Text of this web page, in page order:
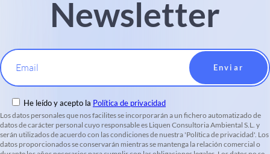
Newsletter
Email
He leído y acepto la Política de privacidad
Los datos personales que nos facilites se incorporarán a un fichero automatizado de
datos de carácter personal cuyo responsable es Liquen Consultoria Ambiental S.L. y
serán utilizados de acuerdo con las condiciones de nuestra 'Política de privacidad'. Los
datos proporcionados se conservarán mientras se mantenga la relación comercial o